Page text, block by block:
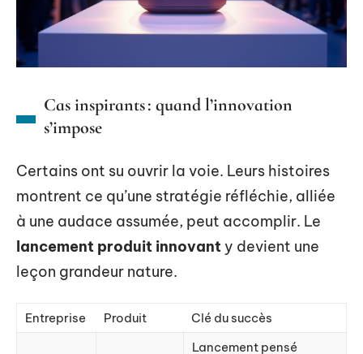
Cas inspirants : quand l’innovation
s’impose
Certains ont su ouvrir la voie. Leurs histoires
montrent ce qu’une stratégie réfléchie, alliée
à une audace assumée, peut accomplir. Le
lancement produit innovant y devient une
leçon grandeur nature.
Entreprise Produit
Clé du succès
Lancement pensé